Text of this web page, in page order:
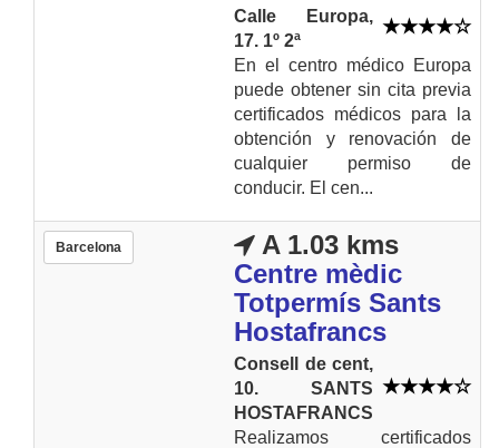
Calle Europa,
17. 1º 2ª
En el centro médico Europa
puede obtener sin cita previa
certificados médicos para la
obtención y renovación de
cualquier permiso de
conducir. El cen...
Barcelona
A 1.03 kms
Centre mèdic
Totpermís Sants
Hostafrancs
Consell de cent,
10. SANTS
HOSTAFRANCS
Realizamos certificados